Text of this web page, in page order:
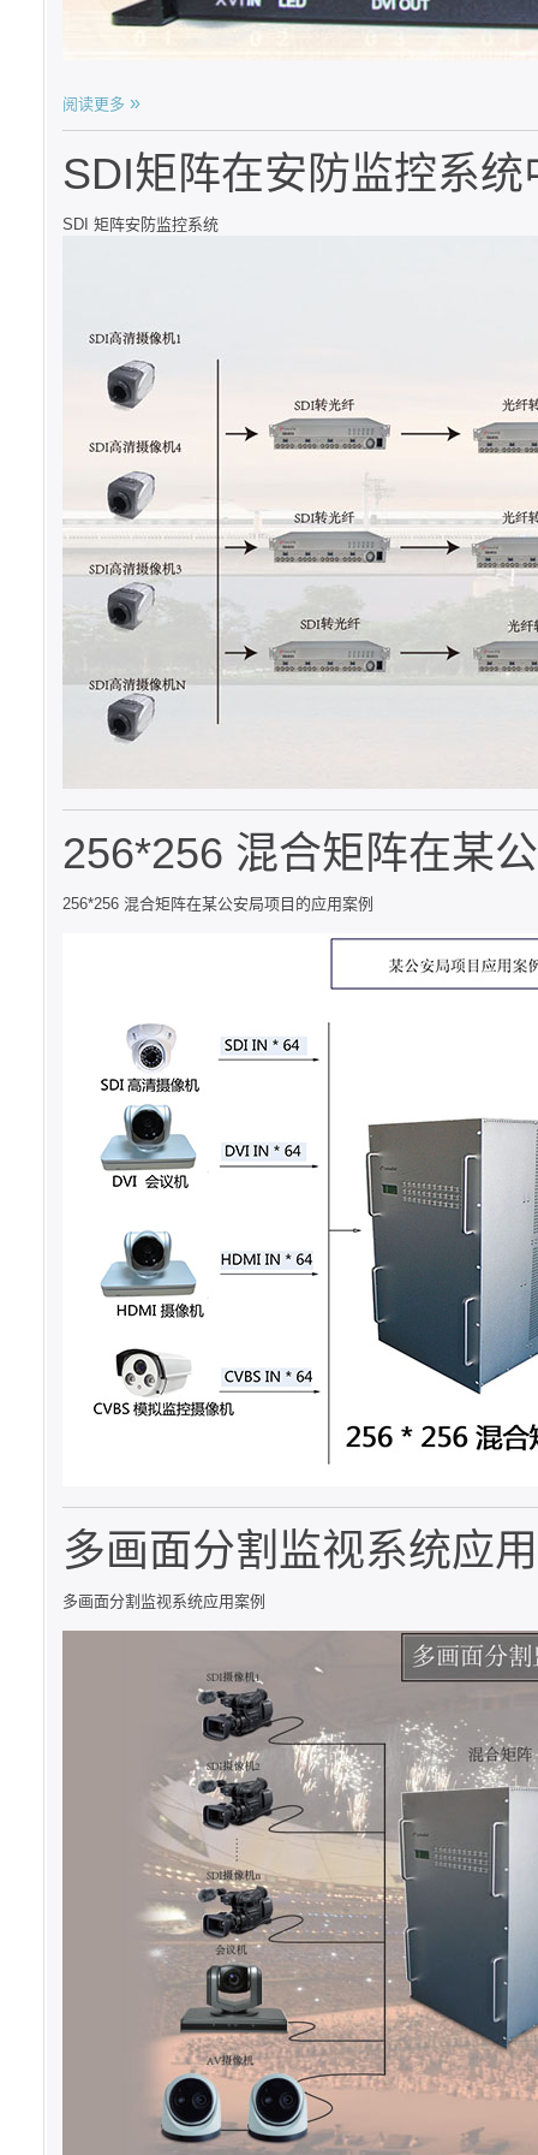
阅读更多
SDI矩阵在安防监控系统
SDI 矩阵安防监控系统
256*256 混合矩阵在某
256*256 混合矩阵在某公安局项目的应用案例
多画面分割监视系统应
多画面分割监视系统应用案例